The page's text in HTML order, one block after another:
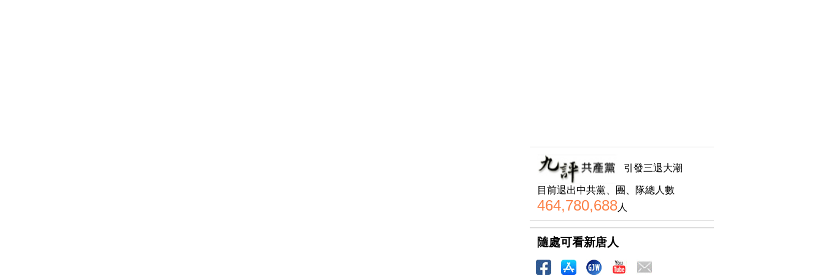
引發三退大潮
目前退出中共黨、團、隊總人數
464,780,688人
隨處可看新唐人